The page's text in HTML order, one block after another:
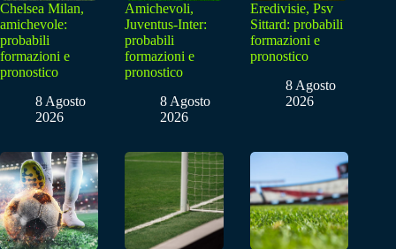
Chelsea Milan,
amichevole:
probabili
formazioni e
pronostico
8 Agosto
2026
Amichevoli,
Juventus-Inter:
probabili
formazioni e
pronostico
8 Agosto
2026
Eredivisie, Psv
Sittard: probabili
formazioni e
pronostico
8 Agosto
2026